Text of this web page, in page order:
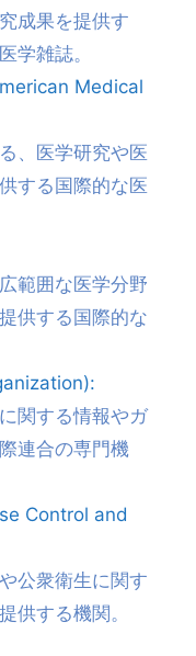
成果を提供す
学雑誌。
Medical
、医学研究や医
する国際的な医
範囲な医学分野
供する国際的な
関する情報やガ
連合の専門機
Control and
公衆衛生に関す
供する機関。